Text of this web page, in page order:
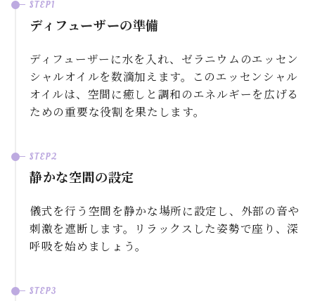
ディフューザーの準備
ディフューザーに水を入れ、ゼラニウムのエッセン
シャルオイルを数滴加えます。このエッセンシャル
オイルは、空間に癒しと調和のエネルギーを広げる
ための重要な役割を果たします。
静かな空間の設定
儀式を行う空間を静かな場所に設定し、外部の音や
刺激を遮断します。リラックスした姿勢で座り、深
呼吸を始めましょう。